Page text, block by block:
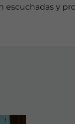
escuchadas y